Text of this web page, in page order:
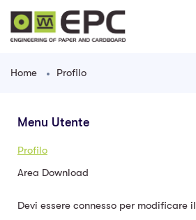
Home Profilo
Menu Utente
Profilo
Area Download
Devi essere connesso per modificare